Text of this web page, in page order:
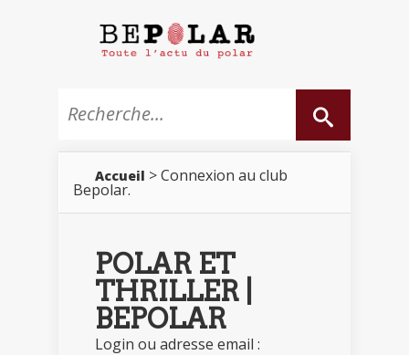
Accueil > Connexion au club
Bepolar.
POLAR ET
THRILLER |
BEPOLAR
Login ou adresse email :